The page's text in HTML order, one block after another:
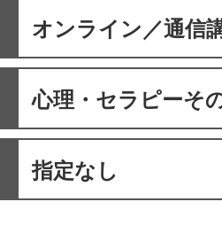
駅・路線か
通信講座を
オンライン／通信
心理・セラピーそ
指定なし